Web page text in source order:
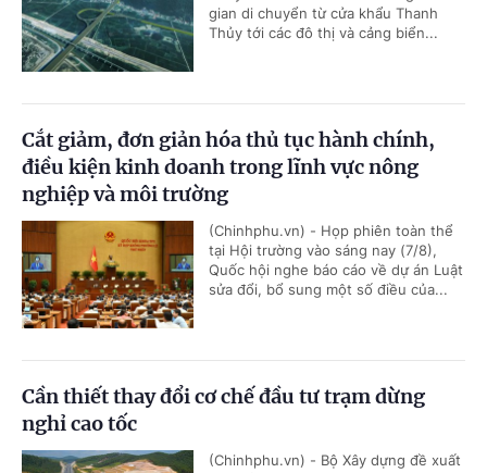
gian di chuyển từ cửa khẩu Thanh
Thủy tới các đô thị và cảng biển...
Cắt giảm, đơn giản hóa thủ tục hành chính,
điều kiện kinh doanh trong lĩnh vực nông
nghiệp và môi trường
(Chinhphu.vn) - Họp phiên toàn thể
tại Hội trường vào sáng nay (7/8),
Quốc hội nghe báo cáo về dự án Luật
sửa đổi, bổ sung một số điều của...
Cần thiết thay đổi cơ chế đầu tư trạm dừng
nghỉ cao tốc
(Chinhphu.vn) - Bộ Xây dựng đề xuất